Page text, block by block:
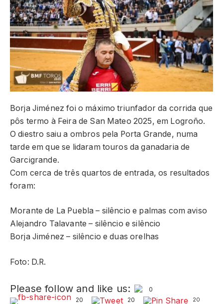
Borja Jiménez foi o máximo triunfador da corrida que
pôs termo à Feira de San Mateo 2025, em Logroño.
O diestro saiu a ombros pela Porta Grande, numa
tarde em que se lidaram touros da ganadaria de
Garcigrande.
Com cerca de três quartos de entrada, os resultados
foram:
Morante de La Puebla – silêncio e palmas com aviso
Alejandro Talavante – silêncio e silêncio
Borja Jiménez – silêncio e duas orelhas
Foto: D.R.
Please follow and like us:
0
20
20 20